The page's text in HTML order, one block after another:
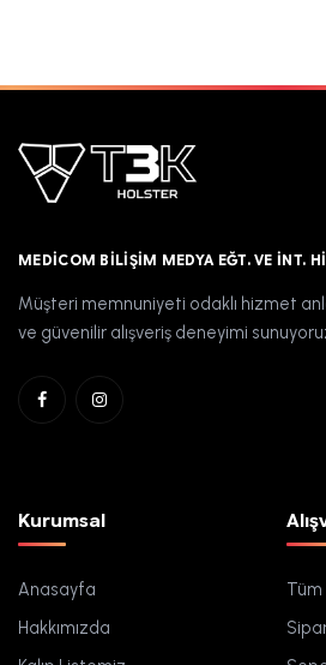
MEDICOM BILIŞIM MEDYA EĞT. VE İNT.
Müşteri memnuniyeti odaklı hizmet
ve güvenilir alışveriş deneyimi
Kurumsal
Anasayfa
Hakkımızda